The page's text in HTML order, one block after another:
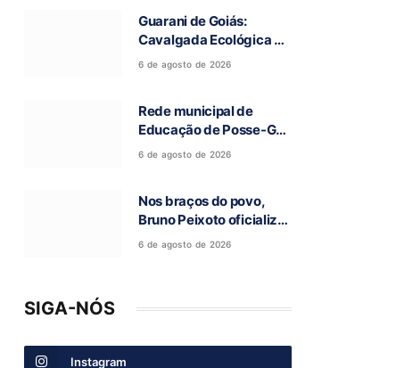
Ronca
Guarani de Goiás:
Cavalgada Ecológica da
Fé reúne grande público
6 de agosto de 2026
Rede municipal de
Educação de Posse-GO
atinge resultado
6 de agosto de 2026
Nos braços do povo,
Bruno Peixoto oficializa
candidatura a deputado
6 de agosto de 2026
SIGA-NÓS
Instagram